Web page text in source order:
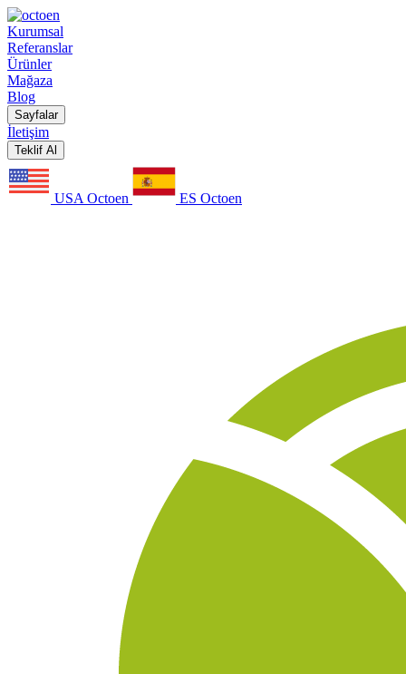
Kurumsal
Referanslar
Ürünler
Mağaza
Blog
Sayfalar
İletişim
Teklif Al
USA Octoen ES Octoen